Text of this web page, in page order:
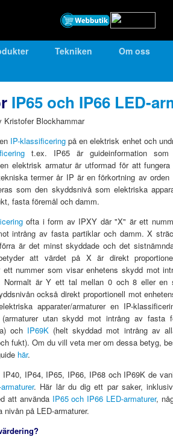
Tekniken Om oss
IP65 och IP66 LED-
Kristofer Blockhammar
IP-klassificeringpå en elektrisk enhet och
t.ex. IP65 är guideinformation som
elektrisk armatur är utformad för att
termer år IP är en förkortning av orden
som den skyddsnivå som elektriska
fasta föremål och damm.
ofta i form av IPXY där "X" är ett
intrång av fasta partiklar och damm. X
är det minst skyddade och det
att värdet på X är direkt
nummer som visar enhetens skydd mot
är Y ett tal mellan 0 och 8 eller en
också direkt proportionell mot
apparater/armaturer en IP-
utan skydd mot intrång av fasta
och IP69K(helt skyddad mot intrång av
fukt). Om du vill veta mer om dessa betyg,
här.
IP40, IP64, IP65, IP66, IP68 och IP69K de
. Här lär du dig ett par saker,
att använda IP65 och IP66 LED-armaturer,
på LED-armaturer.